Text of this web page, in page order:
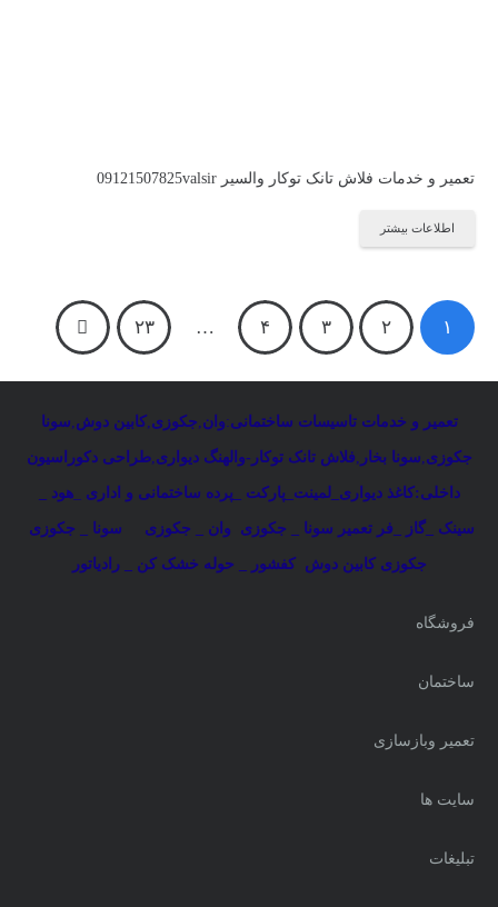
تعمیر و خدمات فلاش تانک توکار والسیر 09121507825valsir
اطلاعات بیشتر
راهبری
نوشته‌ها
۱ ۲ ۳ ۴ … ۲۳
تعمیر و خدمات تاسیسات ساختمانی:وان جکوزی ,کابین دوش سونا
جکوزی سونا بخار فلاش تانک توکار-والهنگ دیواری ,طراحی دکوراسیون
داخلی:کاغذ دیواری_لمینت_پارکت _پرده ساختمانی و اداری _هود _
سینک _گاز _فر تعمیر سونا _ جکوزی وان _ جکوزی سونا _ جکوزی
جکوزی کابین دوش کفشور _ حوله خشک کن _ رادیاتور
فروشگاه
ساختمان
تعمیر وبازسازی
سایت ها
تبلیغات